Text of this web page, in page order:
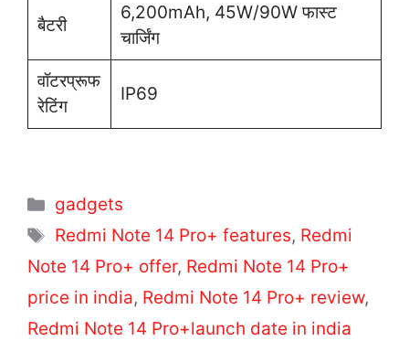
बैटरी
6,200mAh, 45W/90W फास्ट
चार्जिंग
वॉटरप्रूफ
रेटिंग
IP69
Categories
gadgets
Tags
Redmi Note 14 Pro+ features, Redmi
Note 14 Pro+ offer, Redmi Note 14 Pro+
price in india, Redmi Note 14 Pro+ review,
Redmi Note 14 Pro+launch date in india